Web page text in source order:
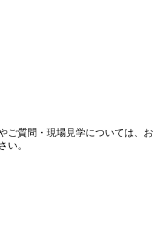
ご質問・現場見学については、お
い。